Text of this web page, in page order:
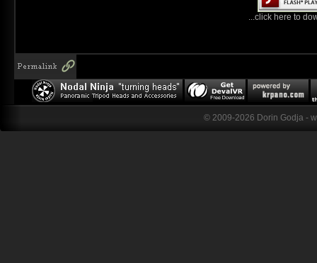
...click here to
© 2009-2026 Dorin Godja -